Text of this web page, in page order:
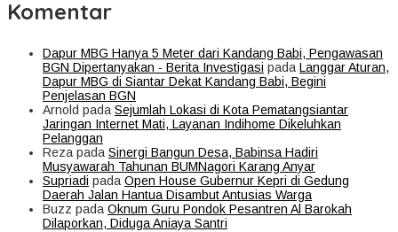
Komentar
Dapur MBG Hanya 5 Meter dari Kandang Babi, Pengawasan
BGN Dipertanyakan - Berita Investigasi padaLanggar Aturan,
Dapur MBG di Siantar Dekat Kandang Babi, Begini
Penjelasan BGN
Arnold padaSejumlah Lokasi di Kota Pematangsiantar
Jaringan Internet Mati, Layanan Indihome Dikeluhkan
Pelanggan
RezapadaSinergi Bangun Desa, Babinsa Hadiri
Musyawarah Tahunan BUMNagori Karang Anyar
Supriadi padaOpen House Gubernur Kepri di Gedung
Daerah Jalan Hantua Disambut Antusias Warga
Buzz padaOknum Guru Pondok Pesantren Al Barokah
Dilaporkan, Diduga Aniaya Santri